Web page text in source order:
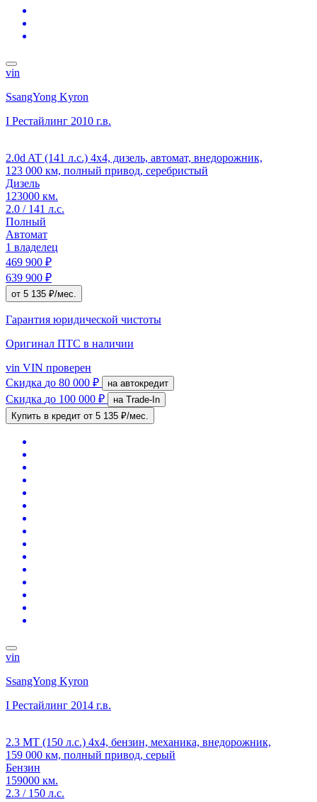
vin
SsangYong Kyron
I Рестайлинг 2010 г.в.
2.0d AT (141 л.с.) 4x4, дизель, автомат, внедорожник,
123 000 км, полный привод, серебристый
Дизель
123000 км.
2.0 / 141 л.с.
Полный
Автомат
1 владелец
469 900 ₽
639 900 ₽
от 5 135 ₽/мес.
Гарантия юридической чистоты
Оригинал ПТС в наличии
vin VIN проверен
Скидка до 80 000 ₽ на автокредит
Скидка до 100 000 ₽
на Trade-In
Купить в кредит от 5 135 ₽/мес.
vin
SsangYong Kyron
I Рестайлинг 2014 г.в.
2.3 MT (150 л.с.) 4x4, бензин, механика, внедорожник,
159 000 км, полный привод, серый
Бензин
159000 км.
2.3 / 150 л.с.